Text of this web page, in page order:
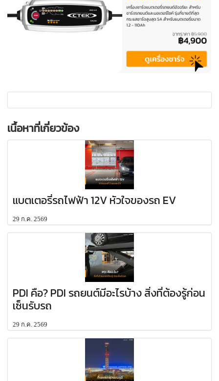
เนื้อหาที่เกี่ยวข้อง
แบตเตอรี่รถไฟฟ้า 12V หัวใจของรถ EV
29 ก.ค. 2569
PDI คือ? PDI รถยนต์มีอะไรบ้าง สิ่งที่ต้องรู้ก่อน
เซ็นรับรถ
29 ก.ค. 2569